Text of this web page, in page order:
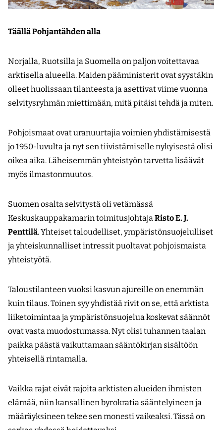
Täällä Pohjantähden alla
Norjalla, Ruotsilla ja Suomella on paljon voitettavaa
arktisella alueella. Maiden pääministerit ovat syystäkin
olleet huolissaan tilanteesta ja asettivat viime vuonna
selvitysryhmän miettimään, mitä pitäisi tehdä ja miten.
Pohjoismaat ovat uranuurtajia voimien yhdistämisestä
jo 1950-luvulta ja nyt sen tiivistämiselle nykyisestä olisi
oikea aika. Läheisemmän yhteistyön tarvetta lisäävät
myös ilmastonmuutos.
Suomen osalta selvitystä oli vetämässä
Keskuskauppakamarin toimitusjohtaja Risto E. J.
Penttilä. Yhteiset taloudelliset, ympäristönsuojelulliset
ja yhteiskunnalliset intressit puoltavat pohjoismaista
yhteistyötä.
Taloustilanteen vuoksi kasvun ajureille on enemmän
kuin tilaus. Toinen syy yhdistää rivit on se, että arktista
liiketoimintaa ja ympäristönsuojelua koskevat säännöt
ovat vasta muodostumassa. Nyt olisi tuhannen taalan
paikka päästä vaikuttamaan sääntökirjan sisältöön
yhteisellä rintamalla.
Vaikka rajat eivät rajoita arktisten alueiden ihmisten
elämää, niin kansallinen byrokratia sääntelyineen ja
määräyksineen tekee sen monesti vaikeaksi. Tässä on